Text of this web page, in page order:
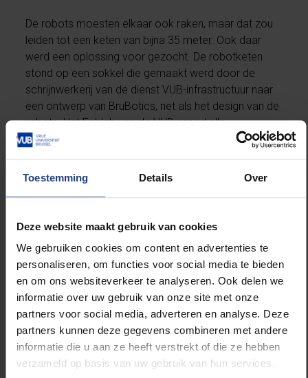
Toestemming Details Over
Deze website maakt gebruik van cookies
We gebruiken cookies om content en advertenties te
personaliseren, om functies voor social media te bieden
en om ons websiteverkeer te analyseren. Ook delen we
informatie over uw gebruik van onze site met onze
partners voor social media, adverteren en analyse. Deze
partners kunnen deze gegevens combineren met andere
informatie die u aan ze heeft verstrekt of die ze hebben
verzameld op basis van uw gebruik van hun services.
De robots moesten elkaar ook raken, maar dat zou
leiden tot een keten van bijna 35 meter. Ook daar
werd een oplossing voor gezocht. De robotketen
stond op een sokkel die gemaakt werd door de
schrijnwerkerij van de dienst VUB-infrastructuur naar
een ontwerp van BruBotics, net als het design van de
robots. Het Fablab van de VUB sneed alle
robotonderdelen met lasers uit. Het hele project is
een samenwerking tussen BruBotics, IMEC en VUB.
En de bezoekers van Nerdland Festival…
Hong Kong met een keten van 255 robots”, zegt
Brubotics innovation manager Gabriël Van De Velde.
“Het stamt al uit 2007. Wij bouwden 334 exemplaren,
maar dat lukte enkel dankzij de enthousiaste hulp van
de Nerdland Festival bezoekers.”
De toren met robots zal binnenkort te bewonderen
zijn in Technopolis, het "doe-centrum" voor
wetenschap en technologie in Mechelen.